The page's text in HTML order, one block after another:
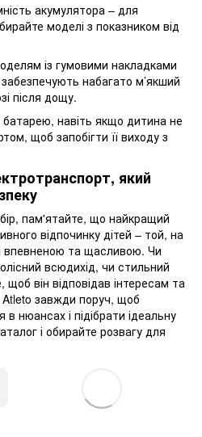
акумулятора – для
моделі з показником від
із гумовими накладками
набагато м’якший
після дощу.
навіть якщо дитина не
щоб запобігти її виходу з
який
пам'ятайте, що найкращий
відпочинку дітей – той, на
впевненою та щасливою. Чи
всюдихід, чи стильний
він відповідав інтересам та
завжди поруч, щоб
нюансах і підібрати ідеальну
і обирайте розвагу для